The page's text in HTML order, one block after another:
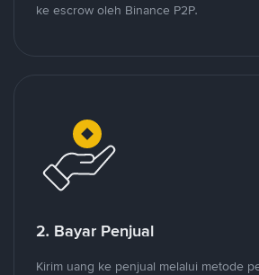
ke escrow oleh Binance P2P.
2. Bayar Penjual
Kirim uang ke penjual melalui metode